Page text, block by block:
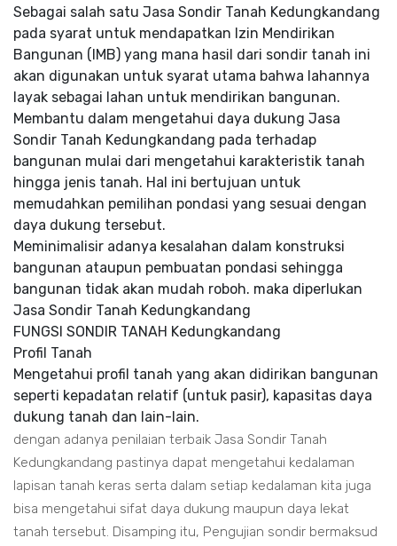
Sebagai salah satu Jasa Sondir Tanah Kedungkandang
pada syarat untuk mendapatkan Izin Mendirikan
Bangunan (IMB) yang mana hasil dari sondir tanah ini
akan digunakan untuk syarat utama bahwa lahannya
layak sebagai lahan untuk mendirikan bangunan.
Membantu dalam mengetahui daya dukung Jasa
Sondir Tanah Kedungkandang pada terhadap
bangunan mulai dari mengetahui karakteristik tanah
hingga jenis tanah. Hal ini bertujuan untuk
memudahkan pemilihan pondasi yang sesuai dengan
daya dukung tersebut.
Meminimalisir adanya kesalahan dalam konstruksi
bangunan ataupun pembuatan pondasi sehingga
bangunan tidak akan mudah roboh. maka diperlukan
Jasa Sondir Tanah Kedungkandang
FUNGSI SONDIR TANAH Kedungkandang
Profil Tanah
Mengetahui profil tanah yang akan didirikan bangunan
seperti kepadatan relatif (untuk pasir), kapasitas daya
dukung tanah dan lain-lain.
dengan adanya penilaian terbaik Jasa Sondir Tanah
Kedungkandang pastinya dapat mengetahui kedalaman
lapisan tanah keras serta dalam setiap kedalaman kita juga
bisa mengetahui sifat daya dukung maupun daya lekat
tanah tersebut. Disamping itu, Pengujian sondir bermaksud